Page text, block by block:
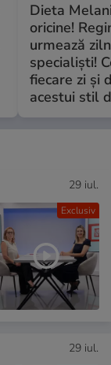
Dieta
oricine!
urmează
specialiști!
fiecare zi și
acestui stil
Exclusiv
29 iul.
29 iul.